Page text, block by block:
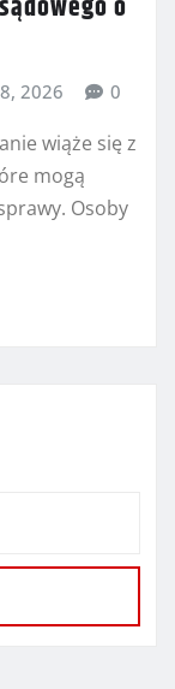
2026 0
wiąże się z
mogą
Osoby